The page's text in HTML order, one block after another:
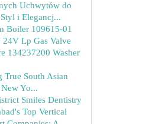
Uchwytów do
i Elegancj...
Boiler 109615-01
24V Lp Gas Valve
134237200 Washer
True South Asian
New Yo...
Smiles Dentistry
Top Vertical